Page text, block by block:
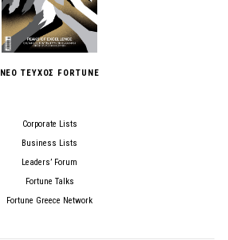
ΝΕΟ ΤΕΥΧΟΣ FORTUNE
Corporate Lists
Business Lists
Leaders’ Forum
Fortune Talks
Fortune Greece Network